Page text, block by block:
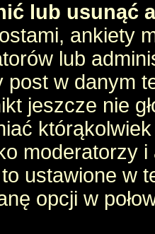
lub usunąć
ankiety
lub
post w danym
jeszcze nie
moderatorzy
ustawione w
opcji w